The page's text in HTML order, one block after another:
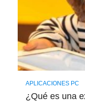
APLICACIONES PC
¿Qué es una